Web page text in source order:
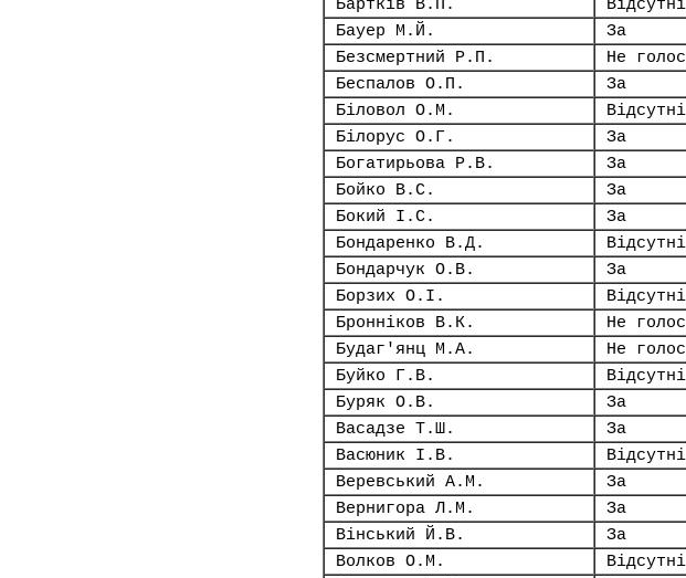
Бартків В.П.
Бауер М.Й.
За
Безсмертний Р.П.
Не
Беспалов О.П.
За
Біловол О.М.
Білорус О.Г.
За
Богатирьова Р.В.
За
Бойко В.С.
За
Бокий І.С.
За
Бондаренко В.Д.
Бондарчук О.В.
За
Борзих О.І.
Бронніков В.К.
Не
Будаг'янц М.А.
Не
Буйко Г.В.
Буряк О.В.
За
Васадзе Т.Ш.
За
Васюник І.В.
Веревський А.М.
За
Вернигора Л.М.
За
Вінський Й.В.
За
Волков О.М.